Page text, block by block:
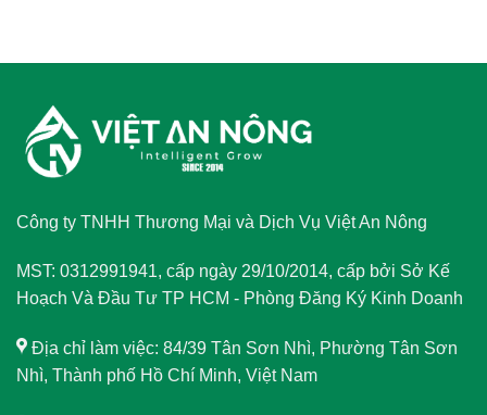
Công ty TNHH Thương Mại và Dịch Vụ Việt An Nông
MST: 0312991941, cấp ngày 29/10/2014, cấp bởi Sở Kế
Hoạch Và Đầu Tư TP HCM - Phòng Đăng Ký Kinh Doanh
Địa chỉ làm việc: 84/39 Tân Sơn Nhì, Phường Tân Sơn
Nhì, Thành phố Hồ Chí Minh, Việt Nam